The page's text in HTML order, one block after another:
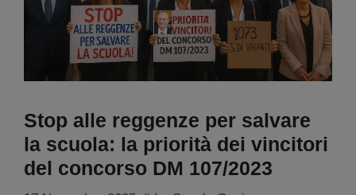
Stop alle reggenze per salvare
la scuola: la priorità dei vincitori
del concorso DM 107/2023